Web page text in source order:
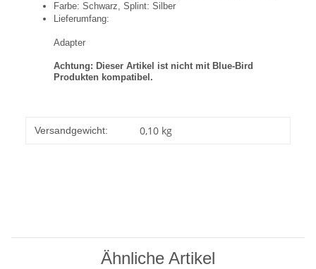
Farbe: Schwarz, Splint: Silber
Lieferumfang:
Adapter
Achtung: Dieser Artikel ist nicht mit Blue-Bird
Produkten kompatibel.
Versandgewicht: 0,10 kg
Ähnliche Artikel